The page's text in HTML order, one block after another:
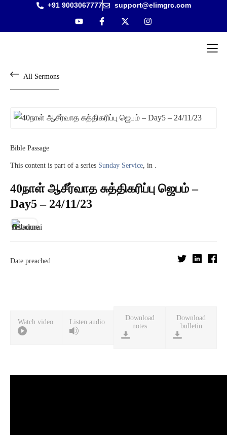
+91 9003067777 support@elimgrc.com
All Sermons
Bible Passage
This content is part of a series Sunday Service , in .
40நாள் ஆசீர்வாத சுத்திகரிப்பு ஜெபம் –
Day5 – 24/11/23
Date preached
Watch video Listen audio
Download
notes
Download
bulletin